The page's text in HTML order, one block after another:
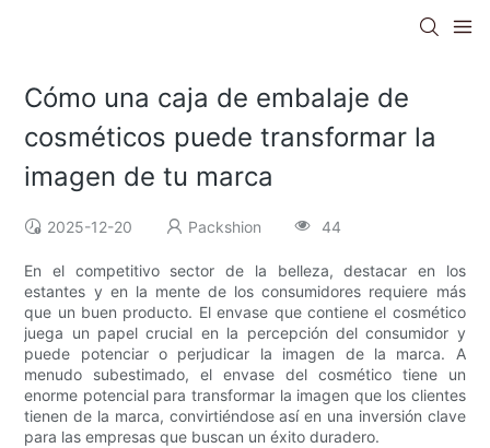
Cómo una caja de embalaje de
cosméticos puede transformar la
imagen de tu marca
2025-12-20 Packshion 44
En el competitivo sector de la belleza, destacar en los
estantes y en la mente de los consumidores requiere más
que un buen producto. El envase que contiene el cosmético
juega un papel crucial en la percepción del consumidor y
puede potenciar o perjudicar la imagen de la marca. A
menudo subestimado, el envase del cosmético tiene un
enorme potencial para transformar la imagen que los clientes
tienen de la marca, convirtiéndose así en una inversión clave
para las empresas que buscan un éxito duradero.